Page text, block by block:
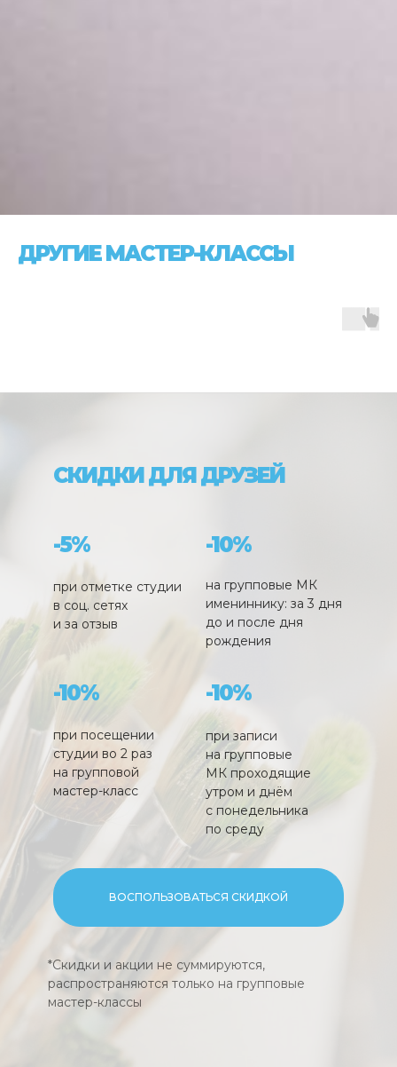
ДРУГИЕ МАСТЕР-КЛАССЫ
*Скидки и акции не суммируются,
распространяются только на групповые
мастер-классы
ВОСПОЛЬЗОВАТЬСЯ СКИДКОЙ
при записи
на групповые
МК проходящие
утром и днём
с понедельника
по среду
-10%
при посещении
студии во 2 раз
на групповой
мастер-класс
-10%
на групповые МК
имениннику: за 3 дня
до и после дня
рождения
-10%
при отметке студии
в соц. сетях
и за отзыв
-5%
СКИДКИ ДЛЯ ДРУЗЕЙ